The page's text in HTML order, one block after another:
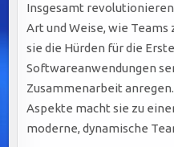
Insgesamt
Art und Weise, wie
sie die Hürden für die
Softwareanwendungen
Zusammenarbeit
Aspekte macht sie zu
moderne, dynamische